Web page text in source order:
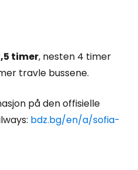
timer, nesten 4 timer
travle bussene.
på den offisielle
bdz.bg/en/a/sofia-